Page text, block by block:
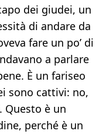
dei giudei, un
di andare da
fare un po’ di
a parlare
È un fariseo
sono cattivi: no,
Questo è un
perché è un